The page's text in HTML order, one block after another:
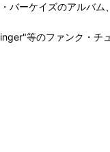
ーケイズのアルバム
等のファンク・